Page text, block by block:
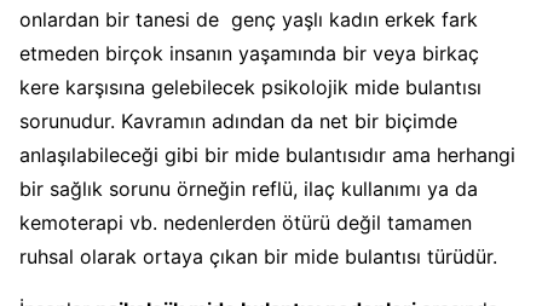
onlardan bir tanesi de genç yaşlı kadın erkek fark
etmeden birçok insanın yaşamında bir veya birkaç
kere karşısına gelebilecek psikolojik mide bulantısı
sorunudur. Kavramın adından da net bir biçimde
anlaşılabileceği gibi bir mide bulantısıdır ama herhangi
bir sağlık sorunu örneğin reflü, ilaç kullanımı ya da
kemoterapi vb. nedenlerden ötürü değil tamamen
ruhsal olarak ortaya çıkan bir mide bulantısı türüdür.